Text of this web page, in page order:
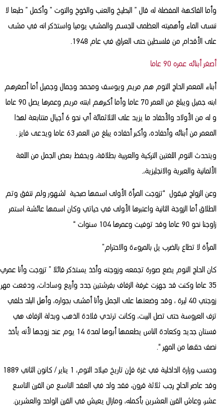
وأما الفاكهة المفضلة له قال ” البطيخ والعنب والخوخ والتوت ” وأكمل ” طبعا لا
ننسى الماء وأهميته العظمى للجسم والمشي يوميا واستذكر انه في مشى
على الأقدام من فلسطين حتى العراق في عام 1948.
أصغر أبنائه عمره 90 عاما
أبناء المعمر الحاج التوم هم مريم ويوسف ومحمد وجمال وجميل أما أصغرهم
ابنه جميل ويبلغ من العمر 70 عاما وأما أكبرهم ابنته مريم وعمرها يصل 90 عاما
و له من الأولاد والأحفاد ما يزيد على الثلاثمائة أي نحو 6 أجيال متتابعة لهذا
المعمر من أبنائه وأحفاده، وأكبر أحفاده يبلغ من العمر 63 عاما ويدعى فايز .
ويتحدث التوم اللغتين التركية والعربية بطلاقة، ويحفظ بعض الجمل من اللغة
الألمانية والعبرية والانجليزية،.
وعن الزواج فيقول “تزوجت المرأة الأولى اسمها صبحية لشهور ولم نتفق وتم
الطلاق أما الزوجة الثانية واعتبرها الأولى في حياتي وكان اسمها عائشة استمر
زاوجنا نحو 90 عاما وقد توفيت وعمرها 104 سنوات “
المرأة لا تطاع بالضرب يل بالمروءة والاحترام”
كان الحاج التوم يضع صورة تجمعه وزوجته وأخذ يستذكر قائلا ” تزوجت وأنا عمري
35 عاما وكنت قد جهزت غرفة الزفاف بفرشتين جدد وأربع وسادات، ودفعت مهر
زوجتي 40 ليرة ، وقد وضعتها على الجمل وأنا أمشى بجواره، وأهل البلد خلفي
تزف العروسة حتى تصل البيت، وكانت ترتدي قلادة الذهب وبدلة الزفاف هي
فستان جديد وكعادة الناس يطعمها أبوها لمدة 14 يوم عند زوجها لأنه يأخذ
نصف حقها من المهر “.
وحسب وزارة الداخلية في غزة فإن تاريخ ميلاد التوم، 1 يناير / كانون الثاني 1889
وقد عاصر الحاج رجب ثلاثة قرون، فقد ولد في العقد التاسع من القرن التاسع
عشر، وعاش القرن العشرين بأكمله، ومازال يعيش في القرن الواحد والعشرين.